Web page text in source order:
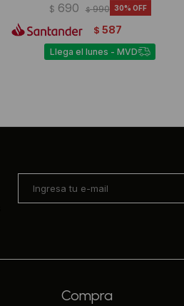
$ 690 $ 990 30
$ 587
Llega el lunes - MVD
Compra